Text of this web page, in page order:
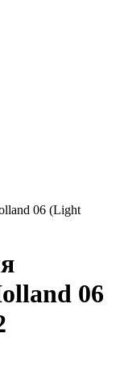
06 (Light
06